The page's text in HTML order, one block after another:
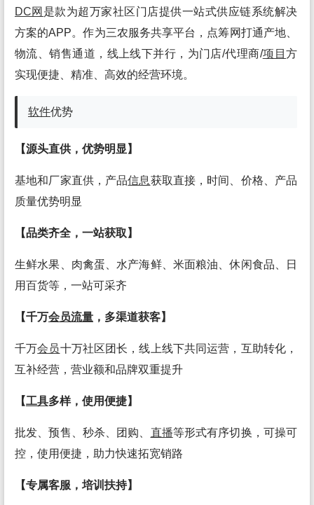
DC网 是款为超万家社区门店提供一站式供应链系统解决
方案的APP。作为三农服务共享平台，点筹网打通产地、
物流、销售通道，线上线下并行，为门店/代理商/项目方
实现便捷、精准、高效的经营环境。
软件优势
【源头直供，优势明显】
基地和厂家直供，产品信息获取直接，时间、价格、产品
质量优势明显
【品类齐全，一站获取】
生鲜水果、肉禽蛋、水产海鲜、米面粮油、休闲食品、日
用百货等，一站可采齐
【千万会员流量 ，多渠道获客】
千万会员十万社区团长，线上线下共同运营，互助转化，
互补经营，营业额和品牌双重提升
【工具多样，使用便捷】
批发、预售、秒杀、团购、 直播等形式有序切换，可操可
控，使用便捷，助力快速拓宽销路
【专属客服，培训扶持】